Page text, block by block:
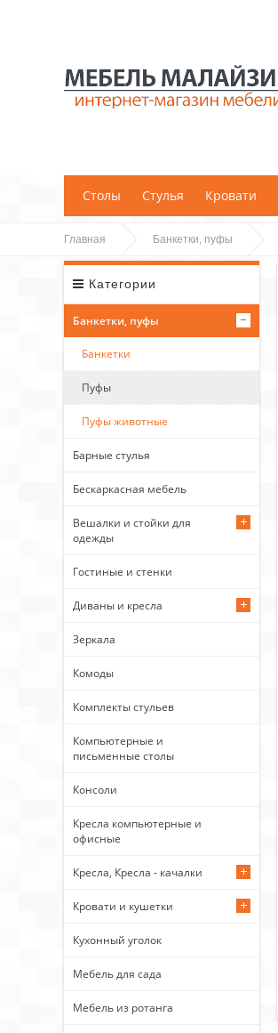
Столы Стулья Кровати
Главная Банкетки, пуфы
Категории
Банкетки, пуфы
Банкетки
Пуфы
Пуфы животные
Барные стулья
Бескаркасная мебель
Вешалки и стойки для
одежды
Гостиные и стенки
Диваны и кресла
Зеркала
Комоды
Комплекты стульев
Компьютерные и
письменные столы
Консоли
Кресла компьютерные и
офисные
Кресла, Кресла - качалки
Кровати и кушетки
Кухонный уголок
Мебель для сада
Мебель из ротанга